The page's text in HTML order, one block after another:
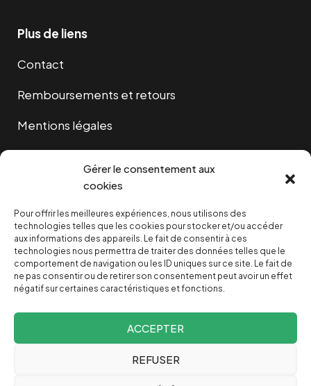
Gérer le consentement aux
cookies
Pour offrir les meilleures expériences, nous utilisons des
technologies telles que les cookies pour stocker et/ou accéder
aux informations des appareils. Le fait de consentir à ces
technologies nous permettra de traiter des données telles que le
comportement de navigation ou les ID uniques sur ce site. Le fait de
ne pas consentir ou de retirer son consentement peut avoir un effet
négatif sur certaines caractéristiques et fonctions.
ACCEPTER
REFUSER
Plus de liens
Contact
Remboursements et retours
Mentions légales
NOUS SOUTENIR
NOTRE NEWSLETTER